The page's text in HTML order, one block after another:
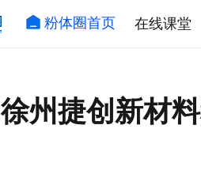
粉体圈首页 在线课堂
徐州捷创新材